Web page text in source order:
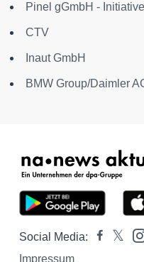
Pinel gGmbH -
CTV
Inaut GmbH
BMW Group/Daimler
Social Media:
Impressum